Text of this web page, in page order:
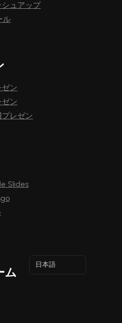
ュアップ
ル
ン
ン
レゼン
Slides
ム
日本語